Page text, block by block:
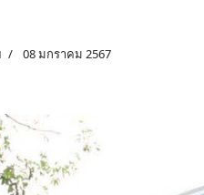
08 มกราคม 2567